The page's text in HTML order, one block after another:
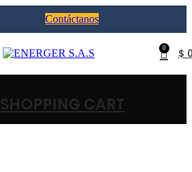
Contáctanos
0 $
SHOPPING CART